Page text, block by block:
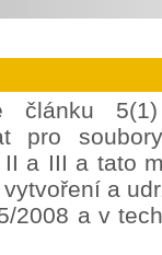
5(1)
pro
a III a tato
a
2008 a v